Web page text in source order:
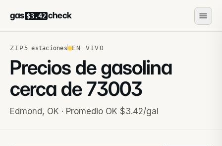
gas $3.42 check
ZIP5 estaciones EN VIVO
Precios de gasolina
cerca de73003
Edmond, OK · Promedio OK $3.42/gal